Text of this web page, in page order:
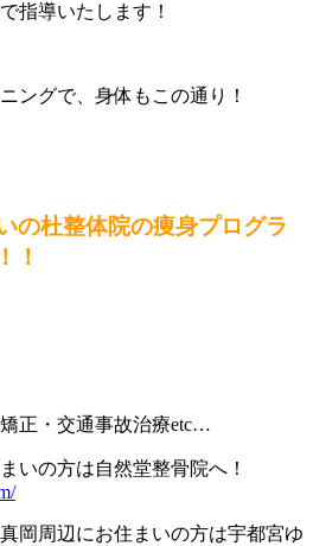
指導いたします！
ングで、身体もこの通り！
の杜整体院の痩身プログラ
！
正・交通事故治療etc…
いの方は自然堂整骨院へ！
岡周辺にお住まいの方は宇都宮ゆ